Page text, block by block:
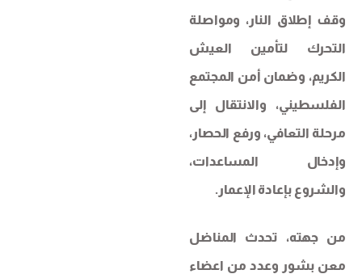
وقف إطلاق النار، ومواصلة
التحرك لتأمين العيش
الكريم، وضمان أمن المجتمع
الفلسطيني، والانتقال إلى
مرحلة التعافي، ورفع الحصار،
وإدخال المساعدات،
والشروع بإعادة الإعمار.
من جهته، تحدث المناضل
معن بشور وعدد من اعضاء